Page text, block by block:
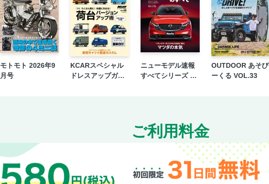
モトモト 2026年9
月号
KCARスペシャル
ドレスアップガイ
ニューモデル速報
すべてシリーズ 第
OUTDOOR あそび
ーくる VOL.33
ご利用料金